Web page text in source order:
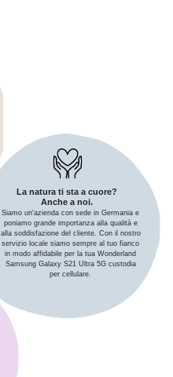
La natura ti sta a cuore?
Anche a noi.
Siamo un'azienda con sede in Germania e
poniamo grande importanza alla qualità e
alla soddisfazione del cliente. Con il nostro
servizio locale siamo sempre al tuo fianco
in modo affidabile per la tua Wonderland
Samsung Galaxy S21 Ultra 5G custodia
per cellulare.